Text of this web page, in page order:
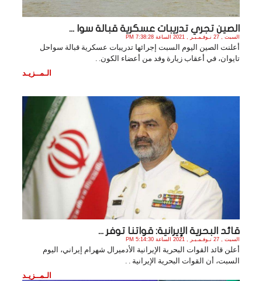
الصين تجري تدريبات عسكرية قبالة سوا ...
السبت , 27 نـوفـمـبـر , 2021 الساعة 7:38:28 PM
أعلنت الصين اليوم السبت إجرائها تدريبات عسكرية قبالة سواحل
تايوان، في أعقاب زيارة وفد من أعضاء الكون. .
الـمــزيـد
قائد البحرية الإيرانية: قواتنا توفر ...
السبت , 27 نـوفـمـبـر , 2021 الساعة 5:14:30 PM
أعلن قائد القوات البحرية الإيرانية الأدميرال شهرام إيراني، اليوم
السبت، أن القوات البحرية الإيرانية . .
الـمــزيـد